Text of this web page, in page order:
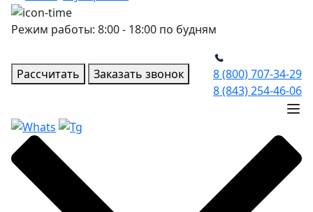
Режим работы: 8:00 - 18:00 по будням
Рассчитать Заказать звонок
8 (800) 707-34-29
8 (843) 254-46-06